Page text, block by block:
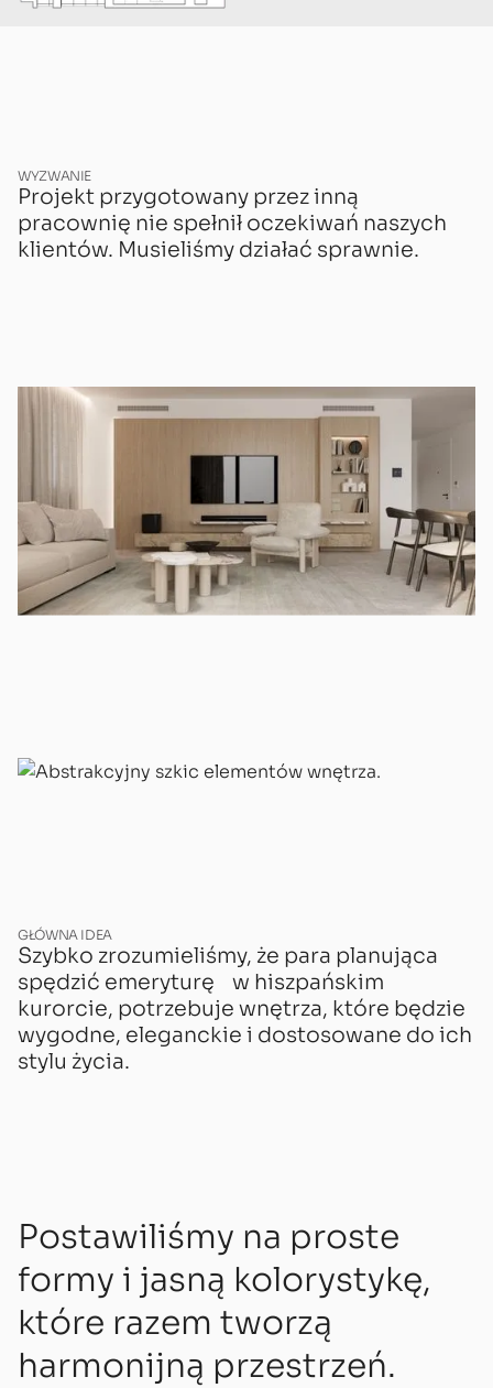
WYZWANIE
Projekt przygotowany przez inną
pracownię nie spełnił oczekiwań naszych
klientów. Musieliśmy działać sprawnie.
GŁÓWNA IDEA
Szybko zrozumieliśmy, że para planująca
spędzić emeryturę w hiszpańskim
kurorcie, potrzebuje wnętrza, które będzie
wygodne, eleganckie i dostosowane do ich
stylu życia.
Postawiliśmy na proste
formy i jasną kolorystykę,
które razem tworzą
harmonijną przestrzeń.